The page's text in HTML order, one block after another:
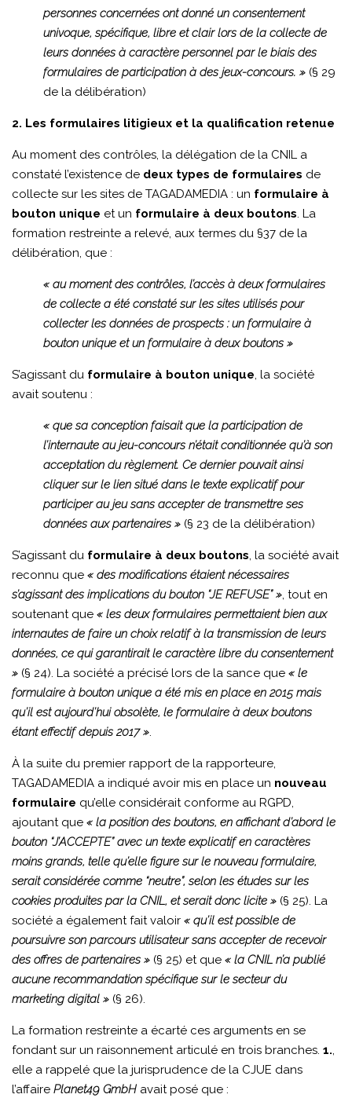
personnes concernées ont donné un consentement
univoque, spécifique, libre et clair lors de la collecte de
leurs données à caractère personnel par le biais des
formulaires de participation à des jeux-concours. » (§ 29
de la délibération)
2. Les formulaires litigieux et la qualification retenue
Au moment des contrôles, la délégation de la CNIL a
constaté l’existence de deux types de formulaires de
collecte sur les sites de TAGADAMEDIA : un formulaire à
bouton unique et un formulaire à deux boutons. La
formation restreinte a relevé, aux termes du §37 de la
délibération, que :
« au moment des contrôles, l’accès à deux formulaires
de collecte a été constaté sur les sites utilisés pour
collecter les données de prospects : un formulaire à
bouton unique et un formulaire à deux boutons »
S’agissant du formulaire à bouton unique, la société
avait soutenu :
« que sa conception faisait que la participation de
l’internaute au jeu-concours n’était conditionnée qu’à son
acceptation du règlement. Ce dernier pouvait ainsi
cliquer sur le lien situé dans le texte explicatif pour
participer au jeu sans accepter de transmettre ses
données aux partenaires » (§ 23 de la délibération)
S’agissant du formulaire à deux boutons, la société avait
reconnu que « des modifications étaient nécessaires
s’agissant des implications du bouton “JE REFUSE” », tout en
soutenant que « les deux formulaires permettaient bien aux
internautes de faire un choix relatif à la transmission de leurs
données, ce qui garantirait le caractère libre du consentement
» (§ 24). La société a précisé lors de la sance que « le
formulaire à bouton unique a été mis en place en 2015 mais
qu’il est aujourd’hui obsolète, le formulaire à deux boutons
étant effectif depuis 2017 ».
À la suite du premier rapport de la rapporteure,
TAGADAMEDIA a indiqué avoir mis en place un nouveau
formulaire qu’elle considérait conforme au RGPD,
ajoutant que « la position des boutons, en affichant d’abord le
bouton “J’ACCEPTE” avec un texte explicatif en caractères
moins grands, telle qu’elle figure sur le nouveau formulaire,
serait considérée comme “neutre”, selon les études sur les
cookies produites par la CNIL, et serait donc licite » (§ 25). La
société a également fait valoir « qu’il est possible de
poursuivre son parcours utilisateur sans accepter de recevoir
des offres de partenaires » (§ 25) et que « la CNIL n’a publié
aucune recommandation spécifique sur le secteur du
marketing digital » (§ 26).
La formation restreinte a écarté ces arguments en se
fondant sur un raisonnement articulé en trois branches. 1.,
elle a rappelé que la jurisprudence de la CJUE dans
l’affaire Planet49 GmbH avait posé que :